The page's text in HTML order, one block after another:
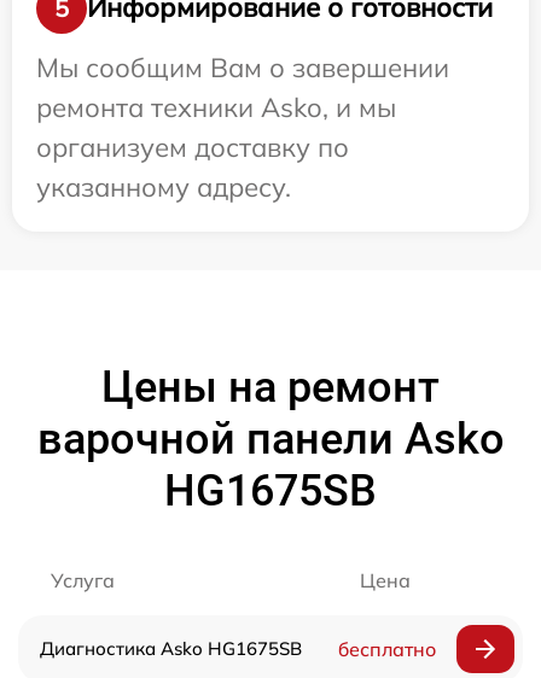
5
Информирование о готовности
Мы сообщим Вам о завершении
ремонта техники Asko, и мы
организуем доставку по
указанному адресу.
Цены на ремонт
варочной панели Asko
HG1675SB
Услуга Цена
Диагностика Asko HG1675SB бесплатно